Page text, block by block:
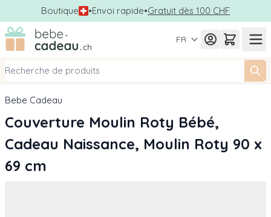
Boutique •Envoi rapide•Gratuit dès 100 CHF
Allez au contenu
FR
Bebe Cadeau
Couverture Moulin Roty Bébé,
Cadeau Naissance, Moulin Roty 90 x
69 cm